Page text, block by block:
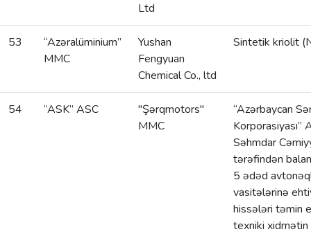
Ltd
53
“Azəralüminium”
MMC
Yushan
Fengyuan
Chemical Co., ltd
Sintetik kriolit
54 “ASK” ASC
"Şərqmotors"
MMC
“Azərbaycan
Korporasiyası”
Səhmdar
tərəfindən
5 ədəd
vasitələrinə
hissələri təmin
texniki xidmətin